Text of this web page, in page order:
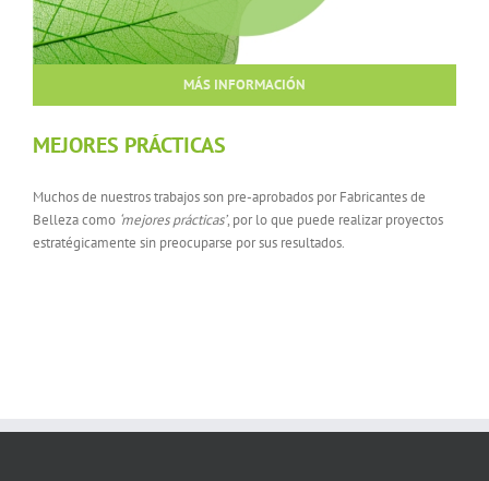
MÁS INFORMACIÓN
MEJORES PRÁCTICAS
Muchos de nuestros trabajos son pre-aprobados por Fabricantes de
Belleza como ‘mejores prácticas’, por lo que puede realizar proyectos
estratégicamente sin preocuparse por sus resultados.